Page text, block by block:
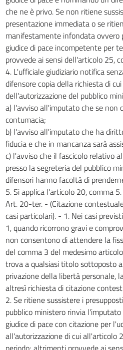
che ne è privo. Se non ritiene
presentazione immediata o se
manifestamente infondata ovvero
giudice di pace incompetente per
provvede ai sensi dell'articolo 25,
4. L'ufficiale giudiziario notifica
difensore copia della richiesta di
dell'autorizzazione del pubblico
a) l'avviso all'imputato che se non
contumacia;
b) l'avviso all'imputato che ha
fiducia e che in mancanza sarà
c) l'avviso che il fascicolo relativo
presso la segreteria del pubblico
difensori hanno facoltà di
5. Si applica l'articolo 20, comma 5.
Art. 20-ter. - (Citazione
casi particolari). - 1. Nei casi
1, quando ricorrono gravi e
non consentono di attendere la
del comma 3 del medesimo
trova a qualsiasi titolo sottoposto
privazione della libertà personale,
altresì richiesta di citazione
2. Se ritiene sussistere i
pubblico ministero rinvia
giudice di pace con citazione per
all'autorizzazione di cui all'articolo